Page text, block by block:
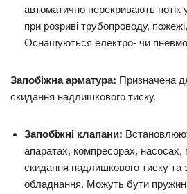
автоматично перекривають потік
при розриві трубопроводу,
Оснащуються електро- чи
Запобіжна арматура: Призначена
скидання надлишкового тиску.
Запобіжні клапани:
апаратах, компресорах, насосах,
скидання надлишкового тиску та
обладнання. Можуть бути